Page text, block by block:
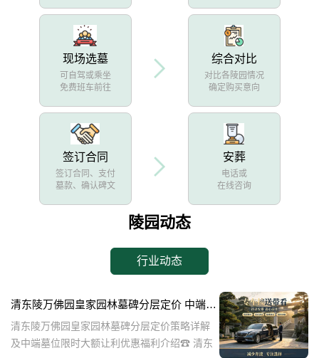
现场选墓
可自驾或乘坐
免费班车前往
综合对比
对比各陵园情况
确定购买意向
签订合同
签订合同、支付
墓款、确认碑文
安葬
电话或
在线咨询
陵园动态
行业动态
清东陵万佛园皇家园林墓碑分层定价 中端墓位限时大额让利详解及优惠福利
清东陵万佛园皇家园林墓碑分层定价策略详解
及中端墓位限时大额让利优惠福利介绍☎ 清东